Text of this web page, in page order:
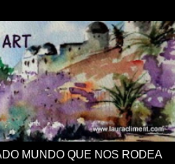
MUNDO QUE NOS RODEA